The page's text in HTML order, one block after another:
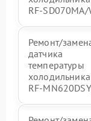
RF-SD070MA/
Ремонт/
датчика
температуры
RF-